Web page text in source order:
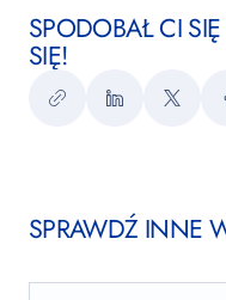
SPODOBAŁ CI
SIĘ!
KopiujLinkedInTwitter
SPRAWDŹ INNE